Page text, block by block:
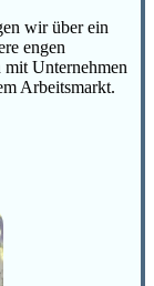
wir über ein
engen
Unternehmen
Arbeitsmarkt.